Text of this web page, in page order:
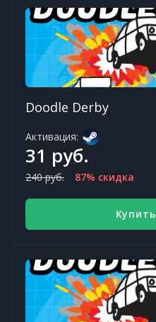
Doodle Derby
Активация:
31 руб.
240 руб. 87% скидка
Купить